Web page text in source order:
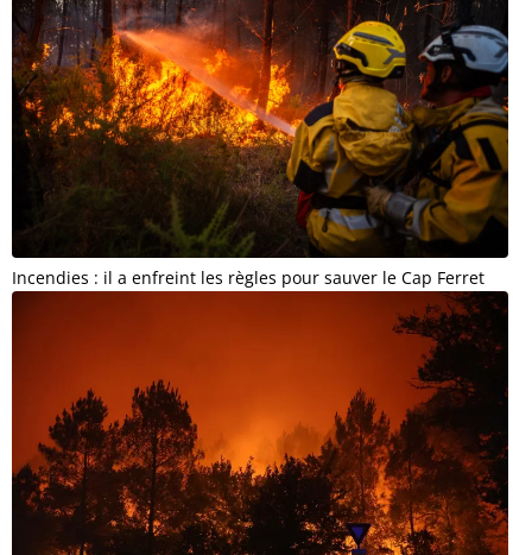
Incendies : il a enfreint les règles pour sauver le Cap Ferret